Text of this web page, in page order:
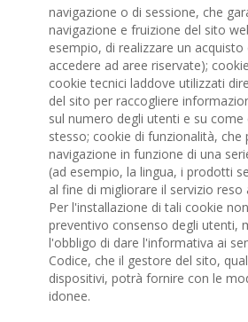
navigazione o di sessione, che
navigazione e fruizione del sito
esempio, di realizzare un
accedere ad aree riservate);
cookie tecnici laddove utilizzati
del sito per raccogliere
sul numero degli utenti e su
stesso; cookie di funzionalità,
navigazione in funzione di una
(ad esempio, la lingua, i prodotti
al fine di migliorare il servizio reso
Per l'installazione di tali cookie
preventivo consenso degli utenti,
l'obbligo di dare l'informativa ai
Codice, che il gestore del sito,
dispositivi, potrà fornire con le
idonee.